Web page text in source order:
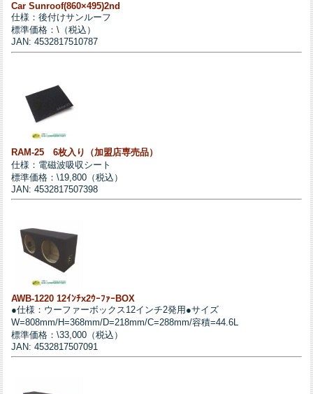
Car Sunroof(860×495)2nd
仕様：後付けサンルーフ
標準価格：\（税込）
JAN: 4532817510787
RAM-25 6枚入り（加盟店専売品）
仕様：電磁波吸収シート
標準価格：\19,800（税込）
JAN: 4532817507398
AWB-1220 12ｲﾝﾁx2ｳｰﾌｧｰBOX
●仕様：ウーファーボックス12インチ2発用●サイズ
W=808mm/H=368mm/D=218mm/C=288mm/容積=44.6L
標準価格：\33,000（税込）
JAN: 4532817507091